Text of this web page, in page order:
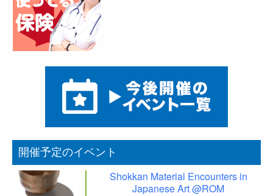
開催予定のイベント
Shokkan Material Encounters in
Japanese Art @ROM